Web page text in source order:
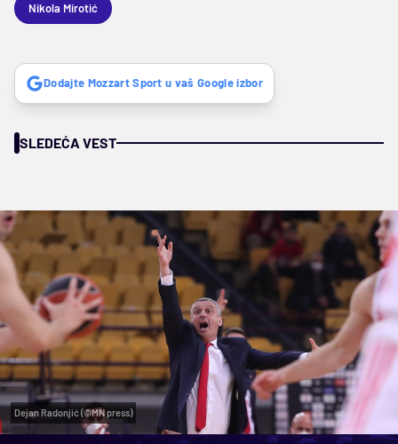
Nikola Mirotić
Dodajte Mozzart Sport u vaš Google izbor
SLEDEĆA VEST
Dejan Radonjić (©MN press)